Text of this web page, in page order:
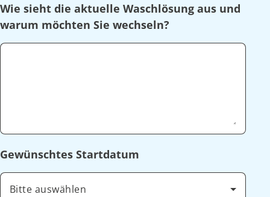
Wie sieht die aktuelle Waschlösung aus und
warum möchten Sie wechseln?
Gewünschtes Startdatum
Bitte auswählen